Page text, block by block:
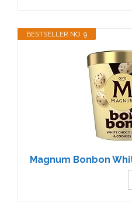
BESTSELLER NO. 9
Magnum Bonbon